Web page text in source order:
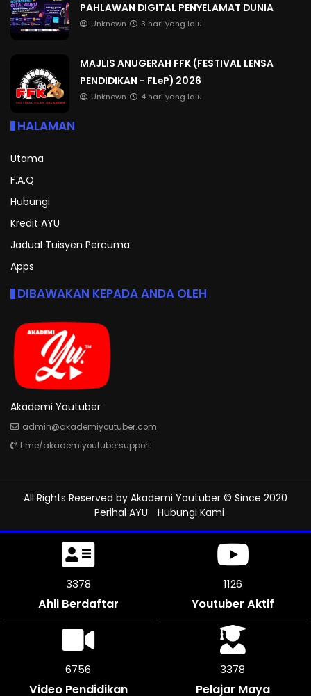
PAHLAWAN DIGITAL PENYELAMAT DUNIA
Unknown 3 hari yang lalu
MAJLIS ANUGERAH FFK (FESTIVAL LENSA
PENDIDIKAN - FLeP) 2026
Unknown 4 hari yang lalu
HALAMAN
Utama
F.A.Q
Hubungi
Kredit AYU
Jadual Tuisyen Percuma
Apps
DIBAWAKAN KEPADA ANDA OLEH
Akademi Youtuber
admin@akademiyoutuber.com
t.me/akademiyoutubersupport
All Rights Reserved by Akademi Youtuber © Since 2020
Perihal AYU
Hubungi Kami
3858
Ahli Berdaftar
1286
Youtuber Aktif
7710
Video Pendidikan
3855
Pelajar Maya